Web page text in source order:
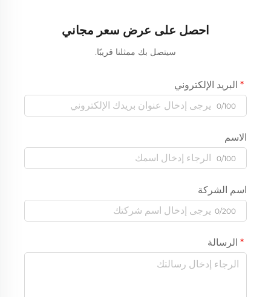
احصل على عرض سعر مجاني
سيتصل بك ممثلنا قريبًا.
البريد الإلكتروني
0/100
الاسم
0/100
اسم الشركة
0/200
الرسالة